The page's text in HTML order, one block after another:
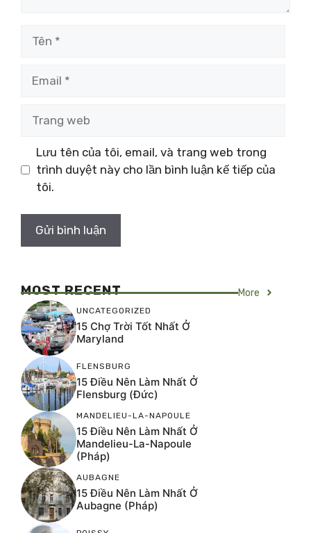
Lưu tên của tôi, email, và trang web trong
trình duyệt này cho lần bình luận kế tiếp của
tôi.
MOST RECENT More
UNCATEGORIZED
15 Chợ Trời Tốt Nhất Ở
Maryland
FLENSBURG
15 Điều Nên Làm Nhất Ở
Flensburg (Đức)
MANDELIEU-LA-NAPOULE
15 Điều Nên Làm Nhất Ở
Mandelieu-La-Napoule
(Pháp)
AUBAGNE
15 Điều Nên Làm Nhất Ở
Aubagne (Pháp)